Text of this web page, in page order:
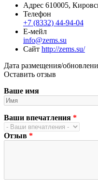
Адрес 610005,
Телефон
+7 (8332) 44-94-04
Е-мейл
info@zems.su
Сайт http://zems.su/
Дата размещения/
Оставить отзыв
Ваше имя
Ваши впечатления *
Отзыв *